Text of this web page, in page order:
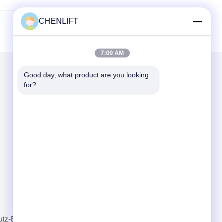
Mailen Sie uns
Bestimmungen
CHENLIFT
7:00 AM
Good day, what product are you looking
for?